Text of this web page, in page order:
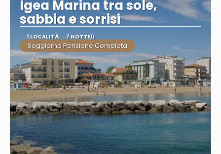
Igea Marina tra sole,
sabbia e sorrisi
1 LOCALITÀ 7 NOTTE/I
Soggiorno Pensione Completa